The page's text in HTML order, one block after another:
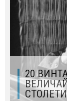
20